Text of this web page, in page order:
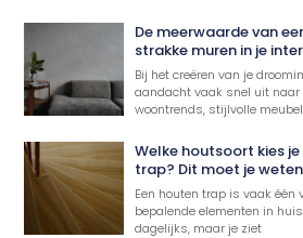
De meerwaarde van
strakke muren in je
Bij het creëren van je
aandacht vaak snel uit naar
woontrends, stijlvolle
Welke houtsoort kies
trap? Dit moet je weten
Een houten trap is vaak één
bepalende elementen in
dagelijks, maar je ziet